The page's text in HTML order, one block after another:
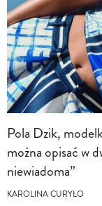
Pola Dzik,
można opisać w
niewiadoma”
KAROLINA CURYŁO